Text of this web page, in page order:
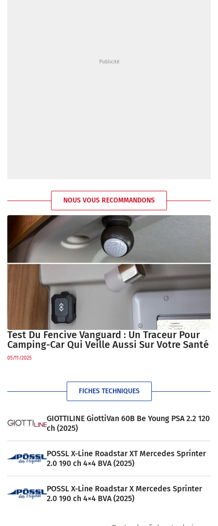
NOUS VOUS RECOMMANDONS
Test Du Fencive Vanguard : Un Traceur Pour
Camping-Car Qui Veille Aussi Sur Votre Santé
05/11/2025
FICHES TECHNIQUES
GIOTTILINE GiottiVan 60B Be Young PSA 2.2 120
ch (2025)
POSSL X-Line Roadstar XT Mercedes Sprinter
2.0 190 ch 4×4 BVA (2025)
POSSL X-Line Roadstar X Mercedes Sprinter
2.0 190 ch 4×4 BVA (2025)